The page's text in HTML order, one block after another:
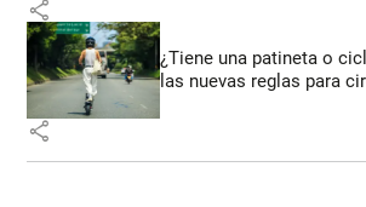
share
¿Tiene una patineta o
las nuevas reglas para
share